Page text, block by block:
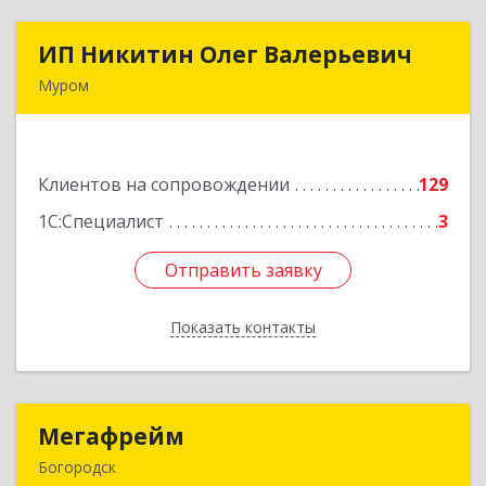
ИП Никитин Олег Валерьевич
Муром
Клиентов на сопровождении
129
1С:Специалист
3
Отправить заявку
Показать контакты
ИП Никитин Олег Валерьевич
Подробнее
Отправить заявку
Назад
Мегафрейм
Богородск